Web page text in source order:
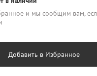
и мы сообщим вам,
Добавить в Избранное